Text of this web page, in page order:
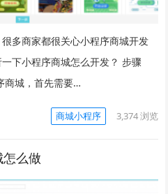
多商家都很关心小程序商城开发
下小程序商城怎么开发？ 步骤
商城，首先需要…
商城小程序 3,374浏览
么做